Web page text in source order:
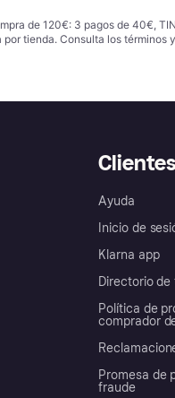
de 120€: 3 pagos de 40€,
tienda. Consulta los términos
Clientes
Ayuda
Inicio de
Klarna app
Directorio de
Política de
comprador
Promesa de
fraude